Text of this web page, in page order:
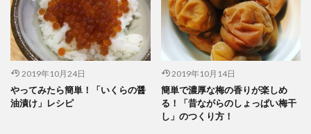
2019年10月24日
やってみたら簡単！「いくらの醤
油漬け」レシピ
2019年10月14日
簡単で濃厚な梅の香りが楽しめ
る！「昔ながらのしょっぱい梅干
し」のつくり方！